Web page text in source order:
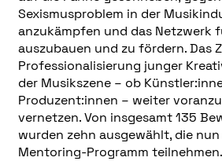
Sexismusproblem in der
anzukämpfen und das Netzwerk
auszubauen und zu fördern. Das
Professionalisierung junger
der Musikszene – ob
Produzent:innen – weiter
vernetzen. Von insgesamt 135
wurden zehn ausgewählt, die nun
Mentoring-Programm teilnehmen.